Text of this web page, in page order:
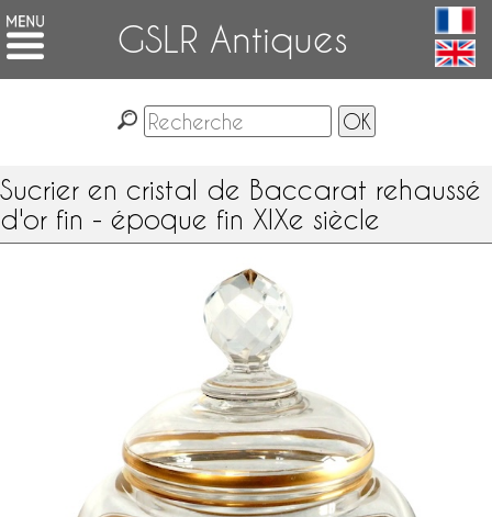
GSLR Antiques
Sucrier en cristal de Baccarat rehaussé
d'or fin - époque fin XIXe siècle